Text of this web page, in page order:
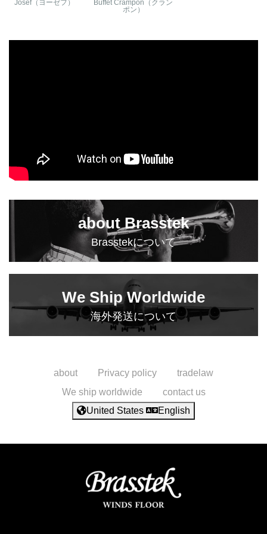
Josef（ヨーゼフ）
Buffet Crampon（クラン
ポン）
about Brasstek
Brasstekについて
We Ship Worldwide
海外発送について
about Privacy policy
tradelaw
We ship worldwide
contact us
United States
English